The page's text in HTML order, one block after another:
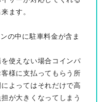
ます。
の中に駐車料金が含ま
使えない場合コインパ
様に支払ってもらう所
よってはそれだけで高
が大きくなってしまう